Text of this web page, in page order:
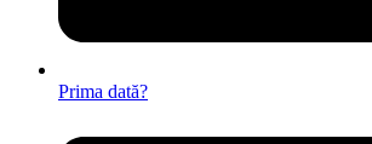
Prima dată?